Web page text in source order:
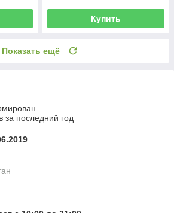
Купить
Показать ещё
за последний год